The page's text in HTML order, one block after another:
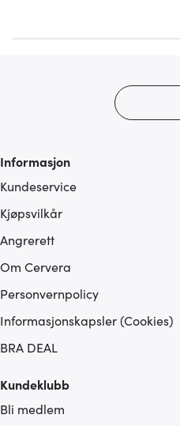
Informasjon
Kundeservice
Kjøpsvilkår
Angrerett
Om Cervera
Personvernpolicy
Informasjonskapsler (Cookies)
BRA DEAL
Kundeklubb
Bli medlem